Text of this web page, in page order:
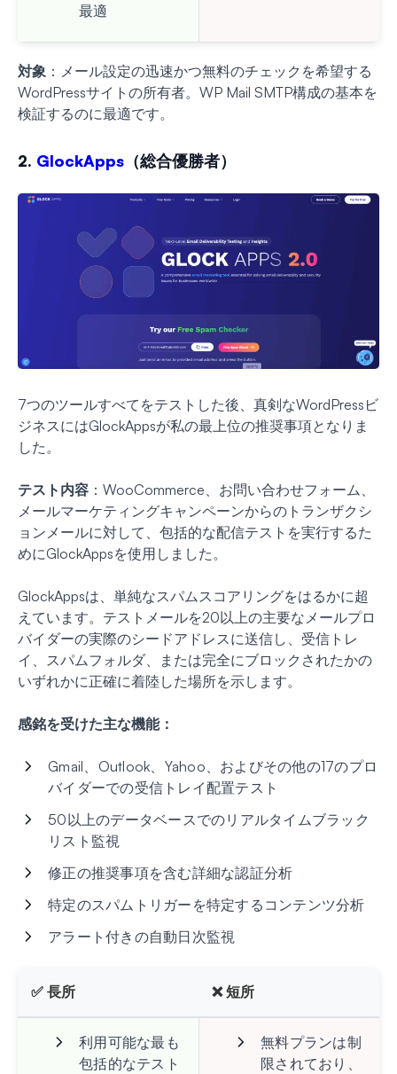
最適
対象 ：メール設定の迅速かつ無料のチェックを希望する
WordPressサイトの所有者。WP Mail SMTP構成の基本を
検証するのに最適です。
2. GlockApps （総合優勝者）
7つのツールすべてをテストした後、真剣なWordPressビ
ジネスにはGlockAppsが私の最上位の推奨事項となりま
した。
テスト内容 ：WooCommerce、お問い合わせフォーム、
メールマーケティングキャンペーンからのトランザクシ
ョンメールに対して、包括的な配信テストを実行するた
めにGlockAppsを使用しました。
GlockAppsは、単純なスパムスコアリングをはるかに超
えています。テストメールを20以上の主要なメールプロ
バイダーの実際のシードアドレスに送信し、受信トレ
イ、スパムフォルダ、または完全にブロックされたかの
いずれかに正確に着陸した場所を示します。
感銘を受けた主な機能：
Gmail、Outlook、Yahoo、およびその他の17のプロ
バイダーでの受信トレイ配置テスト
50以上のデータベースでのリアルタイムブラック
リスト監視
修正の推奨事項を含む詳細な認証分析
特定のスパムトリガーを特定するコンテンツ分析
アラート付きの自動日次監視
✅ 長所 ❌ 短所
利用可能な最も
包括的なテスト
無料プランは制
限されており、